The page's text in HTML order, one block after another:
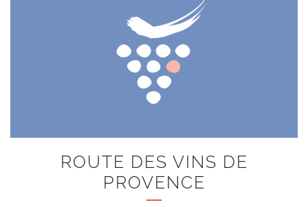
ROUTE DES VINS DE
PROVENCE